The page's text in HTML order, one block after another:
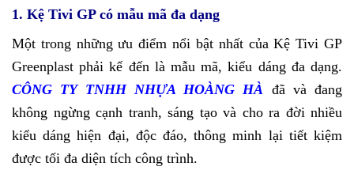
1. Kệ Tivi GP có mẫu mã đa dạng
Một trong những ưu điểm nổi bật nhất của Kệ Tivi GP
Greenplast phải kể đến là mẫu mã, kiểu dáng đa dạng.
CÔNG TY TNHH NHỰA HOÀNG HÀ đã và đang
không ngừng cạnh tranh, sáng tạo và cho ra đời nhiều
kiểu dáng hiện đại, độc đáo, thông minh lại tiết kiệm
được tối đa diện tích công trình.